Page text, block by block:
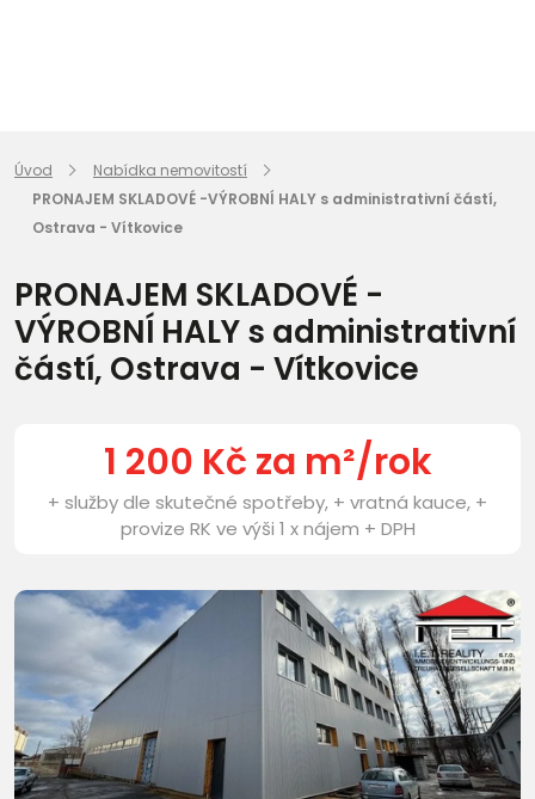
Úvod
Nabídka nemovitostí
PRONAJEM SKLADOVÉ -VÝROBNÍ HALY s administrativní částí,
Ostrava - Vítkovice
PRONAJEM SKLADOVÉ -
VÝROBNÍ HALY s administrativní
částí, Ostrava - Vítkovice
1 200 Kč za m²/rok
+ služby dle skutečné spotřeby, + vratná kauce, +
provize RK ve výši 1 x nájem + DPH